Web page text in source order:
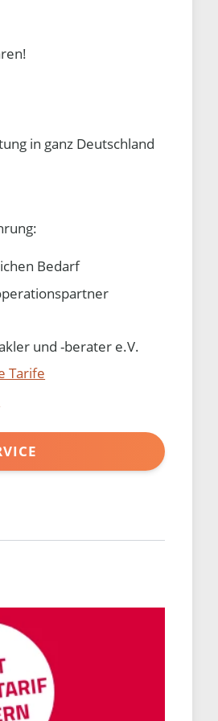
in ganz Deutschland
Bedarf
und -berater e.V.
Tarife